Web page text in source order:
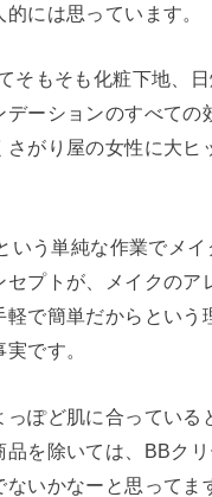
には思っています。
そもそも化粧下地、
デーションのすべての
さがり屋の女性に大ヒ
いう単純な作業でメ
セプトが、メイクのア
軽で簡単だからという
です。
っぽど肌に合っている
品を除いては、BBク
いかなーと思ってま